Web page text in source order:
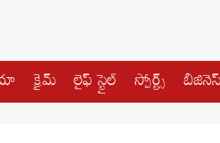
క్రైమ్ లైఫ్ స్టైల్ స్పోర్ట్స్ బిజినెస్